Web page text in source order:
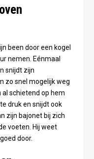
been door een kogel
nemen. Eénmaal
snijdt zijn
zo snel mogelijk weg
al schietend op hem
druk en snijdt ook
zijn bajonet bij zich
voeten. Hij weet
door.